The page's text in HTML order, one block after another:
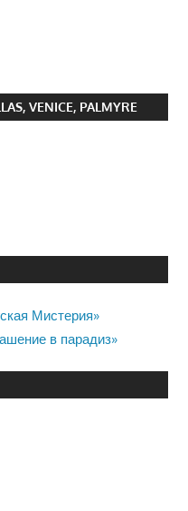
VENICE, PALMYRE
Мистерия»
в парадиз»